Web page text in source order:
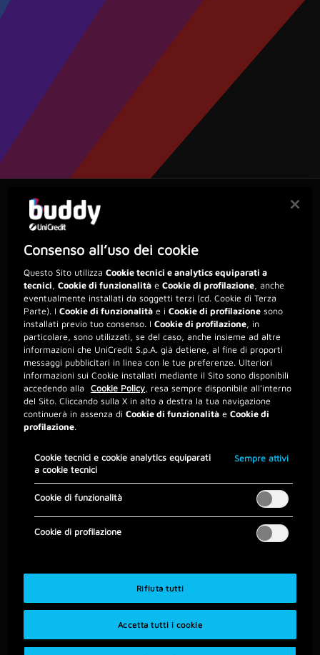
Condizioni
Se trasferisci titoli e/o fondi sul conto titoli collegato
al tuo conto corrente buddy o buddybank, potrai
ricevere unBonus Base di almeno 50€ ed un Bonus
Aggiuntivo fino ad un massimo di 15.000€in base
all’importo trasferito!
Scopri l’iniziativa «Trasferire investimenti ti premia!» valida dal
22/12/25 al 30/06/26.
Condizioni di partecipazione nelleIstruzioni. Per consultare le
Apri il conto Genius
Consenso all’uso dei cookie
Questo Sito utilizzaCookie tecnici e analytics equiparati a
tecnici ,Cookie di funzionalità eCookie di profilazione , anche
eventualmente installati da soggetti terzi (cd. Cookie di Terza
Parte). ICookie di funzionalità e iCookie di profilazione sono
installati previo tuo consenso. ICookie di profilazione , in
particolare, sono utilizzati, se del caso, anche insieme ad altre
informazioni che UniCredit S.p.A. già detiene, al fine di proporti
messaggi pubblicitari in linea con le tue preferenze. Ulteriori
informazioni sui Cookie installati mediante il Sito sono disponibili
accedendo alla
Cookie Policy , resa sempre disponibile all’interno
del Sito. Cliccando sulla X in alto a destra la tua navigazione
continuerà in assenza diCookie di funzionalità eCookie di
profilazione.
Cookie tecnici e cookie analytics equiparati
a cookie tecnici
Sempre attivi
Cookie di funzionalità
Cookie di profilazione
Rifiuta tutti
Accetta tutti i cookie